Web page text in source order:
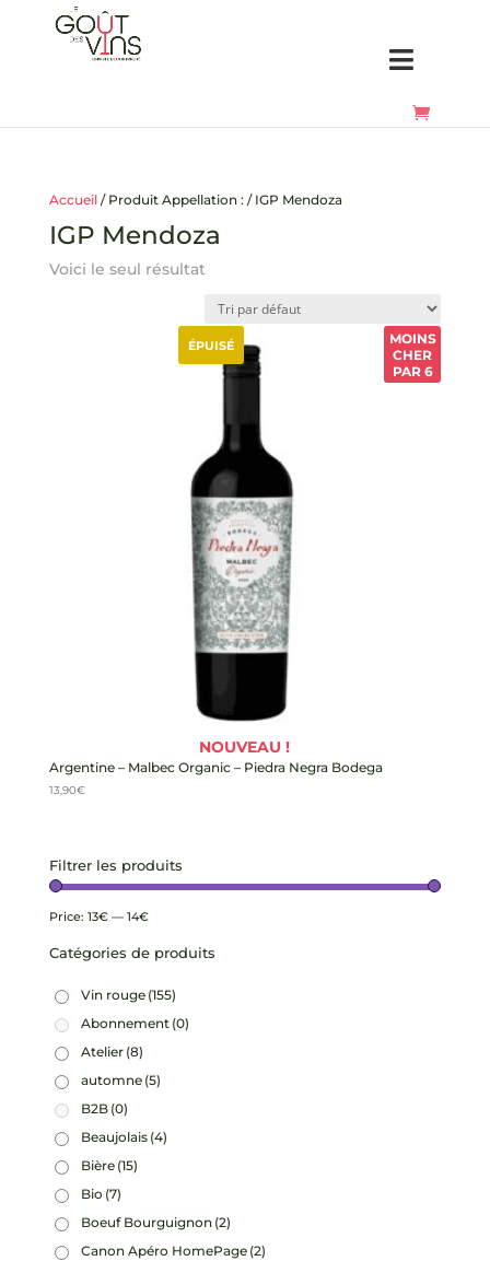
Accueil/ Produit Appellation : / IGP Mendoza
IGP Mendoza
Voici le seul résultat
MOINS
CHER
PAR 6
ÉPUISÉ
NOUVEAU !
Argentine – Malbec Organic – Piedra Negra Bodega
13,90€
Filtrer les produits
Price: 13€— 14€
Catégories de produits
Vin rouge (155)
Abonnement (0)
Atelier (8)
automne (5)
B2B (0)
Beaujolais (4)
Bière (15)
Bio (7)
Boeuf Bourguignon (2)
Canon Apéro HomePage (2)